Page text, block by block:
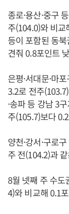
종로·용산·중구
주(104.0)와 비교
등이 포함된 동
견줘 0.8포인트
은평·서대문·마
3.2로 전주
·송파 등 강남 3
주(105.7)보다
양천·강서·구로
주 전(104.2)과
8월 넷째 주 수도
4)와 비교해 0.1